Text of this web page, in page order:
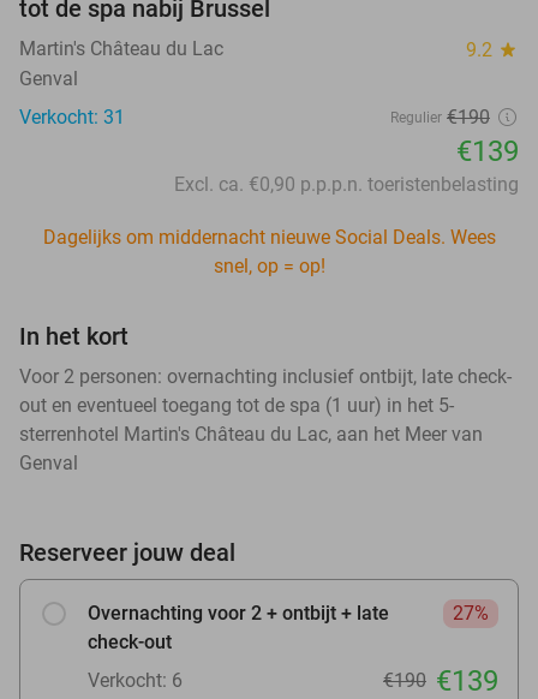
tot de spa nabij Brussel
Martin's Château du Lac 9.2 star
Genval
Verkocht: 31
Regulier €190
€139
Excl. ca. €0,90 p.p.p.n. toeristenbelasting
Dagelijks om middernacht nieuwe Social Deals. Wees
snel, op = op!
In het kort
Voor 2 personen: overnachting inclusief ontbijt, late check-
out en eventueel toegang tot de spa (1 uur) in het 5-
sterrenhotel Martin's Château du Lac, aan het Meer van
Genval
Reserveer jouw deal
Overnachting voor 2 + ontbijt + late
check-out
27%
Verkocht: 6 €190 €139